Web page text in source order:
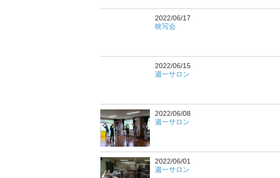
2022/06/17
映写会
2022/06/15
週一サロン
2022/06/08
週一サロン
2022/06/01
週一サロン